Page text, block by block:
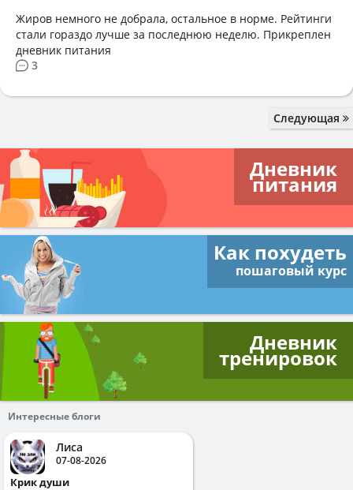
Жиров немного не добрала, остальное в норме. Рейтинги
стали гораздо лучше за последнюю неделю. Прикреплен
дневник питания
3
Следующая
Дневник
питания
Как похудеть
пошаговый курс
Дневник
тренировок
Интересные блоги
Лиса
07-08-2026
Крик души